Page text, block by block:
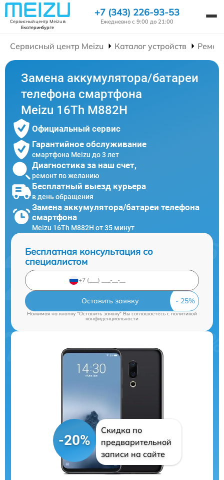
Сервисный центр Meizuв
Екатеринбурге
+7 (343) 226-93-53
Ежедневно с 9:00 до 21:00
Сервисный центр Meizu Каталог устройств
Замена аккумулятора/батареи
телефона смартфона
Meizu 16Th M882H
Официальный сервис
Гарантийное обслуживание
смартфона Meizu до 3 лет
Диагностика за наш счет,
ремонт по желанию
Бесплатный выезд курьера
в день обращения
Замена аккумулятора/батареи телефона
смартфона
Meizu 16Th M882H от 35 минут
Бесплатная консультация со
специалистом
Оставить заявку
Нажимая на кнопку "Оставить заявку" Вы соглашаетесь cполитикой
конфиденциальности
-20%
Скидка по
предварительной
записи на сайте